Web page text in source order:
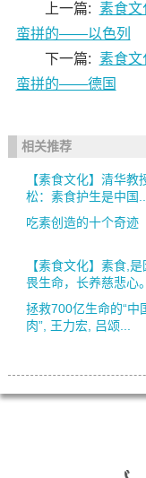
上一篇: 素食文
蛮拼的——以色列
下一篇: 素食文
蛮拼的——德国
相关推荐
【素食文化】清华教
松：素食护生是中国
吃素创造的十个奇迹
【素食文化】素食,
畏生命，长养慈悲心。
拯救700亿生命的“中
肉”, 王力宏, 吕颂...